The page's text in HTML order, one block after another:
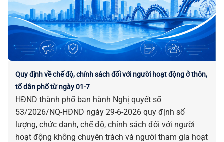
Quy định về chế độ, chính sách đối với người hoạt động ở thôn,
tổ dân phố từ ngày 01-7
HĐND thành phố ban hành Nghị quyết số
53/2026/NQ-HĐND ngày 29-6-2026 quy định số
lượng, chức danh, chế độ, chính sách đối với người
hoạt động không chuyên trách và người tham gia hoạt